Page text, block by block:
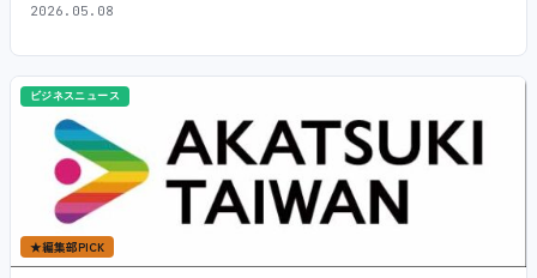
2026.05.08
ビジネスニュース
★編集部PICK